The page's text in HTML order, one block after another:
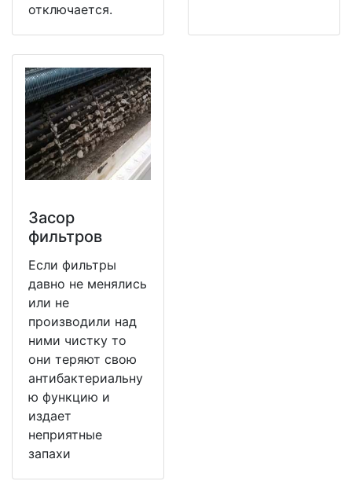
отключается.
Засор
фильтров
Если фильтры
давно не менялись
или не
производили над
ними чистку то
они теряют свою
антибактериальну
ю функцию и
издает
неприятные
запахи